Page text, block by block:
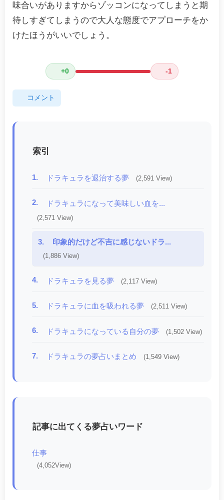
味合いがありますからゾッコンになってしまうと期
待しすぎてしまうので大人な態度でアプローチをか
けたほうがいいでしょう。
+0 -1
コメント
索引
1. ドラキュラを退治する夢 (2,591 View)
2. ドラキュラになって美味しい血を...
(2,571 View)
3. 印象的だけど不吉に感じないドラ...
(1,886 View)
4. ドラキュラを見る夢 (2,117 View)
5. ドラキュラに血を吸われる夢 (2,511 View)
6. ドラキュラになっている自分の夢 (1,502 View)
7. ドラキュラの夢占いまとめ (1,549 View)
記事に出てくる夢占いワード
仕事
(4,052View)